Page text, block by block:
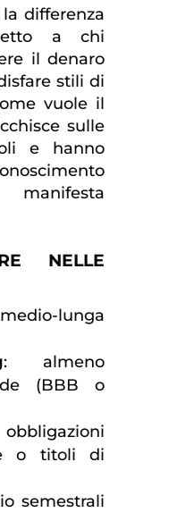
differenza
a chi
il denaro
stili di
vuole il
sulle
e hanno
NELLE
lunga
: almeno
(BBB o
o titoli di
semestrali